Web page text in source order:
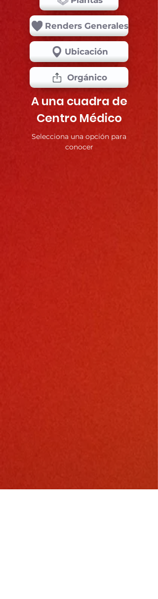
Renders Generales
Ubicación
Orgánico
A una cuadra de
Centro Médico
Selecciona una opción para
conocer